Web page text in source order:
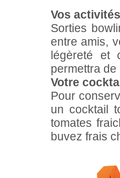
Vos
Sorties
entre amis,
légèreté et
permettra
Votre
Pour
un cocktail
tomates
buvez frais